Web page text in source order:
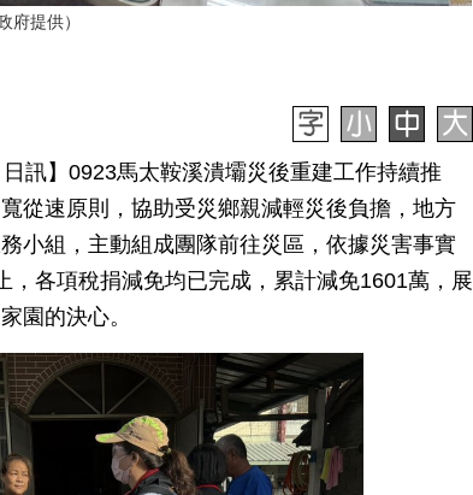
府提供）
訊】0923馬太鞍溪潰壩災後重建工作持續推
從速原則，協助受災鄉親減輕災後負擔，地方
小組，主動組成團隊前往災區，依據災害事實
，各項稅捐減免均已完成，累計減免1601萬，展
園的決心。